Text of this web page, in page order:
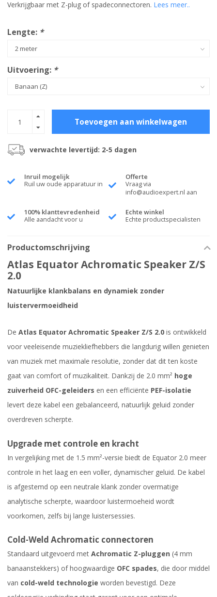
Verkrijgbaar met Z-plug of spadeconnectoren. Lees meer..
Lengte: *
Uitvoering: *
Toevoegen aan winkelwagen
verwachte levertijd: 2-5 dagen
Inruil mogelijk
Ruil uw oude apparatuur in
Offerte
Vraag via
info@audioexpert.nl aan
100% klanttevredenheid
Alle aandacht voor u
Echte winkel
Echte productspecialisten
Productomschrijving
Atlas Equator Achromatic Speaker Z/S
2.0
Natuurlijke klankbalans en dynamiek zonder
luistervermoeidheid
De Atlas Equator Achromatic Speaker Z/S 2.0 is ontwikkeld
voor veeleisende muziekliefhebbers die langdurig willen genieten
van muziek met maximale resolutie, zonder dat dit ten koste
gaat van comfort of muzikaliteit. Dankzij de 2.0 mm² hoge
zuiverheid OFC-geleiders en een efficiënte PEF-isolatie
levert deze kabel een gebalanceerd, natuurlijk geluid zonder
overdreven scherpte.
Upgrade met controle en kracht
In vergelijking met de 1.5 mm²-versie biedt de Equator 2.0 meer
controle in het laag en een voller, dynamischer geluid. De kabel
is afgestemd op een neutrale klank zonder overmatige
analytische scherpte, waardoor luistermoeheid wordt
voorkomen, zelfs bij lange luistersessies.
Cold-Weld Achromatic connectoren
Standaard uitgevoerd met Achromatic Z-pluggen (4 mm
banaanstekkers) of hoogwaardige OFC spades, die door middel
van cold-weld technologie worden bevestigd. Deze